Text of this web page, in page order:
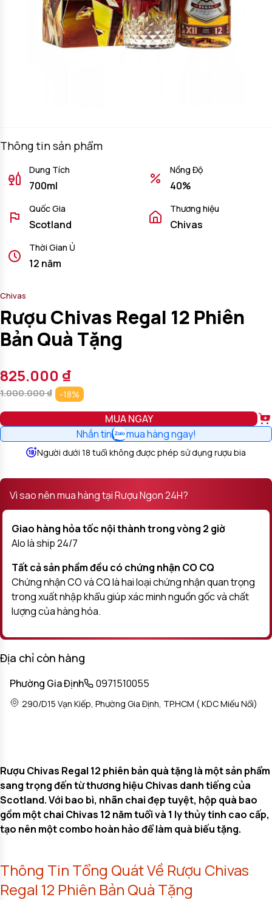
Thông tin sản phẩm
Dung Tích
700ml
Nồng Độ
40%
Quốc Gia
Scotland
Thương hiệu
Chivas
Thời Gian Ủ
12 năm
Chivas
Rượu Chivas Regal 12 Phiên
Bản Quà Tặng
825.000 ₫
1.000.000₫ -18%
MUA NGAY
Nhắn tin mua hàng ngay!
Người dưới 18 tuổi không được phép sử dụng rượu bia
Vì sao nên mua hàng tại Rượu Ngon 24H?
Giao hàng hỏa tốc nội thành trong vòng 2 giờ
Alo là ship 24/7
Tất cả sản phầm đều có chứng nhận CO CQ
Chứng nhận CO và CQ là hai loại chứng nhận quan trọng
trong xuất nhập khẩu giúp xác minh nguồn gốc và chất
lượng của hàng hóa.
Địa chỉ còn hàng
Phường Gia Định 0971510055
290/D15 Vạn Kiếp, Phường Gia Định, TP.HCM ( KDC Miếu Nổi)
Rượu Chivas Regal 12 phiên bản quà tặng là một sản phẩm
sang trọng đến từ thương hiệu Chivas danh tiếng của
Scotland. Với bao bì, nhãn chai đẹp tuyệt, hộp quà bao
gồm một chai Chivas 12 năm tuổi và 1 ly thủy tinh cao cấp,
tạo nên một combo hoàn hảo để làm quà biếu tặng.
Thông Tin Tổng Quát Về Rượu Chivas
Regal 12 Phiên Bản Quà Tặng